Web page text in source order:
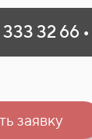
32 66 •
заявку